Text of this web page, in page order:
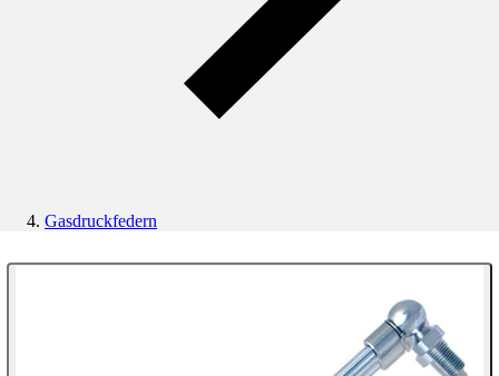
Gasdruckfedern